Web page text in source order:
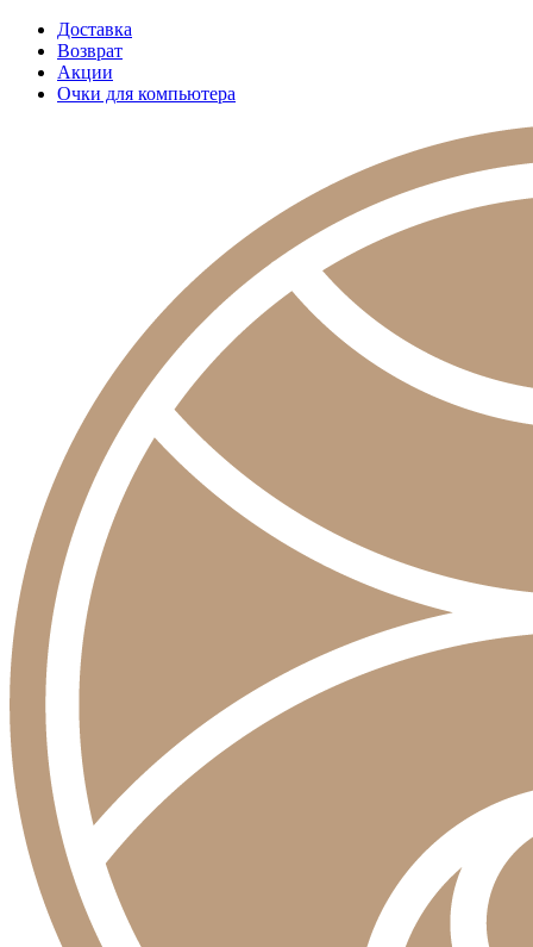
Доставка
Возврат
Акции
Очки для компьютера